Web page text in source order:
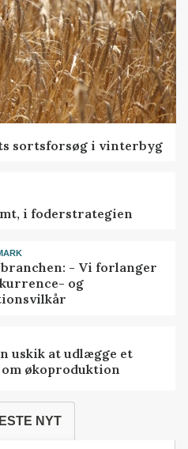
sortsforsøg i vinterbyg
i foderstrategien
- Vi forlanger
og
uskik at udlægge et
økoproduktion
NYT